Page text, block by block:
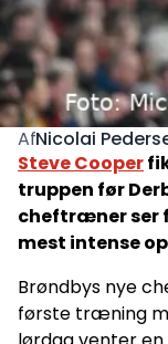
AfNicolai
Steve Cooper
truppen før
cheftræner ser
mest intense
Brøndbys nye
første træning